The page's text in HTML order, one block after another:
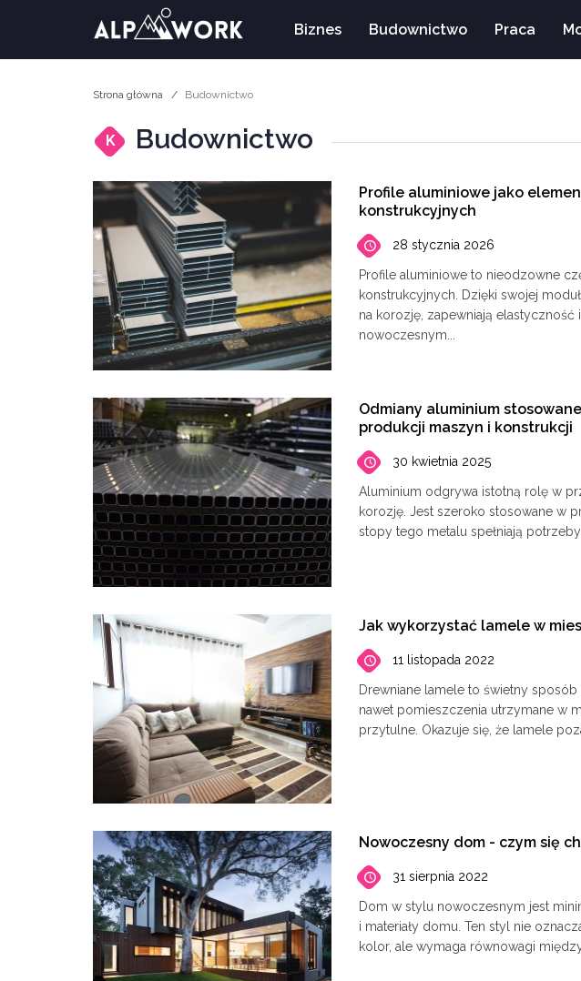
Biznes Budownictwo Praca
Strona główna Budownictwo
K Budownictwo
Profile aluminiowe jako
konstrukcyjnych
28 stycznia 2026
​Profile aluminiowe to nieodzowne
konstrukcyjnych. Dzięki swojej
na korozję, zapewniają elastyczność
nowoczesnym...
Odmiany aluminium
produkcji maszyn i konstrukcji
30 kwietnia 2025
​Aluminium odgrywa istotną rolę w
korozję. Jest szeroko stosowane w
stopy tego metalu spełniają
Jak wykorzystać lamele w
11 listopada 2022
Drewniane lamele to świetny
nawet pomieszczenia utrzymane w
przytulne. Okazuje się, że lamele
Nowoczesny dom - czym się
31 sierpnia 2022
Dom w stylu nowoczesnym jest
i materiały domu. Ten styl nie
kolor, ale wymaga równowagi